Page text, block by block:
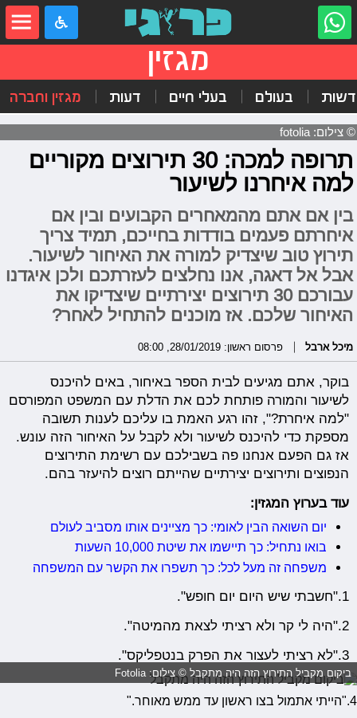
מגזין
בעולם בעלי חיים דעות מגזין וחברה
© צילום: fotolia
תרופה למכה: 30 תירוצים מקוריים
למה איחרנו לשיעור
בין אם אתם מהמאחרים הקבועים ובין אם
איחרתם פעמים בודדות בחייכם, תמיד צריך
תירוץ טוב שיצדיק למורה את האיחור לשיעור.
אבל אל דאגה, אנו נחלצים לעזרתכם ולכן איגדנו
עבורכם 30 תירוצים יצירתיים שיצדיקו את
האיחור שלכם. אז מוכנים להתחיל לאחר?
מיכל ארבל פרסום ראשון: 28/01/2019, 08:00
בוקר, אתם מגיעים לבית הספר באיחור, באים להיכנס
לשיעור והמורה פותחת לכם את הדלת עם המשפט המפורסם
"למה איחרת?", זהו רגע האמת בו עליכם לענות תשובה
מספקת כדי להיכנס לשיעור ולא לקבל על האיחור הזה עונש.
אז גם הפעם אנחנו פה בשבילכם עם רשימת התירוצים
הנפוצים ותירוצים יצירתיים שהייתם רוצים להיעזר בהם.
עוד בערוץ המגזין:
יום השואה הבין לאומי: כך מציינים אותו מסביב לעולם
בואו נתחיל: כך תיישמו את שיטת 10,000 השעות
משפחה זה מעל לכל: כך תשפרו את הקשר עם המשפחה
1. "חשבתי שיש היום יום חופש".
2."היה לי קר ולא רציתי לצאת מהמיטה".
3."לא רציתי לעצור את הפרק בנטפליקס".
ביקום מקביל התירוץ הזה היה מתקבל © צילום: Fotolia
4."הייתי אתמול בצו ראשון עד ממש מאוחר."